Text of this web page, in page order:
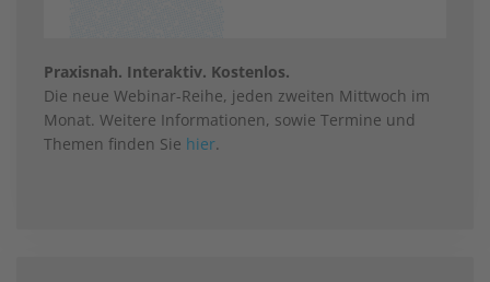
Praxisnah. Interaktiv. Kostenlos.
Die neue Webinar-Reihe, jeden zweiten Mittwoch im
Monat. Weitere Informationen, sowie Termine und
Themen finden Sie hier.